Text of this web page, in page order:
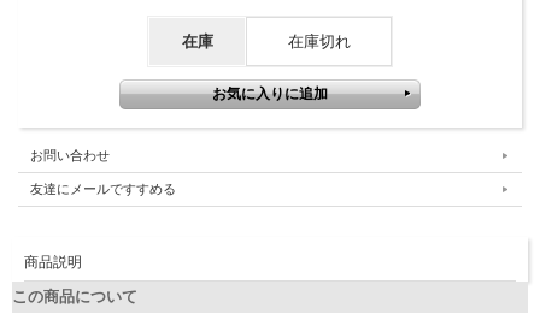
在庫 在庫切れ
お問い合わせ
友達にメールですすめる
商品説明
この商品について